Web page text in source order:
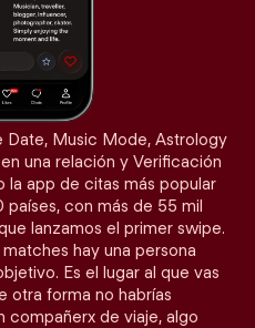
Music Mode, Astrology
una relación y Verificación
la app de citas más popular
países, con más de 55 mil
lanzamos el primer swipe.
hay una persona
Es el lugar al que vas
otra forma no habrías
compañerx de viaje, algo